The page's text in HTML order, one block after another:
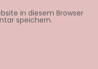
in diesem Browser
speichern.